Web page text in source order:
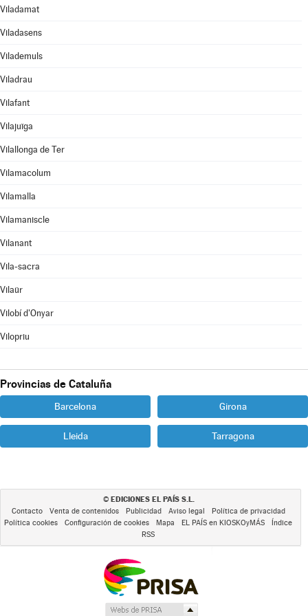
Viladamat
Viladasens
Vilademuls
Viladrau
Vilafant
Vilajuïga
Vilallonga de Ter
Vilamacolum
Vilamalla
Vilamaniscle
Vilanant
Vila-sacra
Vilaür
Vilobí d'Onyar
Vilopriu
Provincias de Cataluña
Barcelona Girona
Lleida Tarragona
© EDICIONES EL PAÍS S.L.
Contacto Venta de contenidos Publicidad Aviso legal
Política de privacidad
Política cookies
Configuración de cookies Mapa EL PAÍS en KIOSKOyMÁS
Índice
RSS